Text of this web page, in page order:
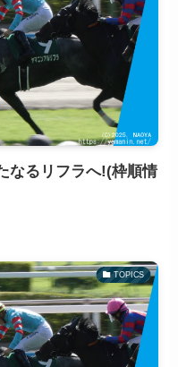
なるリフラへ!(枠順情
TOPICS